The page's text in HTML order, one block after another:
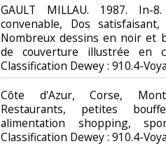
‎GAULT MILLAU. 1987. In-
convenable, Dos
Nombreux dessins en noir et
de couverture illustrée en
Classification Dewey : 910.4-
‎Côte d'Azur, Corse,
Restaurants, petites
alimentation shopping,
Classification Dewey : 910.4-